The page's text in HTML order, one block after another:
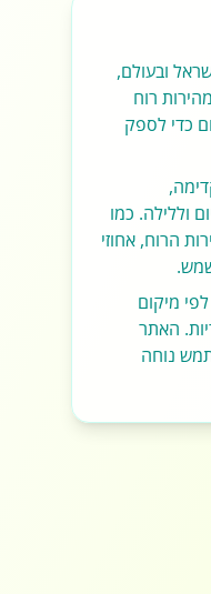
ובעולם,
רוח
כדי לספק
14 ימים קדימה,
וללילה. כמו
הרוח, אחוזי
מיקום
האתר
נוחה